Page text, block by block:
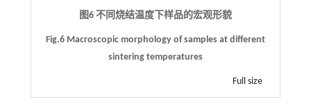
图6 不同烧结温度下样品的宏观形貌
Fig.6 Macroscopic morphology of samples at different
sintering temperatures
Full size